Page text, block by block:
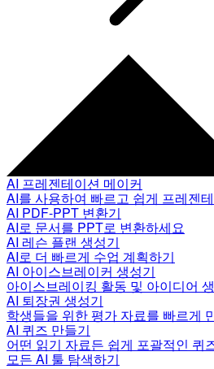
AI 프레젠테이션 메이커
AI를 사용하여 빠르고 쉽게 프레젠
AI PDF-PPT 변환기
AI로 문서를 PPT로 변환하세요
AI 레슨 플랜 생성기
AI로 더 빠르게 수업 계획하기
AI 아이스브레이커 생성기
아이스브레이킹 활동 및 아이디어
AI 퇴장권 생성기
학생들을 위한 평가 자료를 빠르게
AI 퀴즈 만들기
어떤 읽기 자료든 쉽게 포괄적인 퀴
모든 AI 툴 탐색하기